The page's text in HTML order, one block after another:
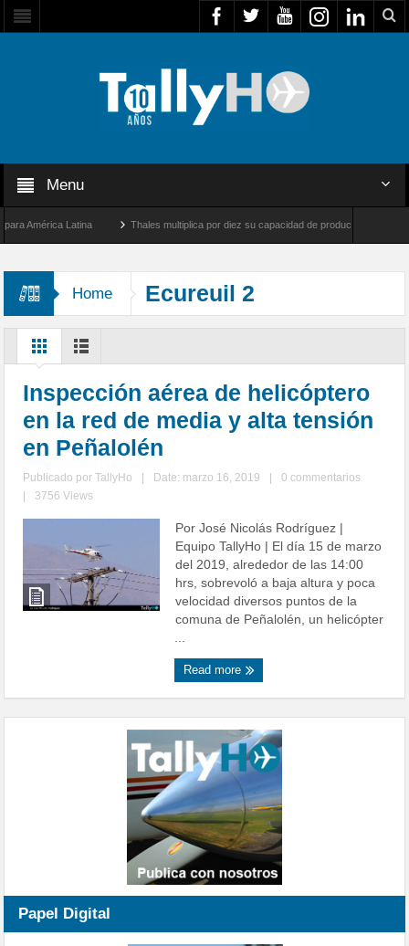
Menu
Latina Thales multiplica por diez su capacidad de producción de radares
Home Ecureuil 2
Inspección aérea de helicóptero
en la red de media y alta tensión
en Peñalolén
Publicado porTallyHo Date: marzo 16, 2019
0 commentarios
3756 Views
Por José Nicolás Rodríguez |
Equipo TallyHo | El día 15 de marzo
del 2019, alrededor de las 14:00
hrs, sobrevoló a baja altura y poca
velocidad diversos puntos de la
comuna de Peñalolén, un helicópter
...
Read more
Papel Digital